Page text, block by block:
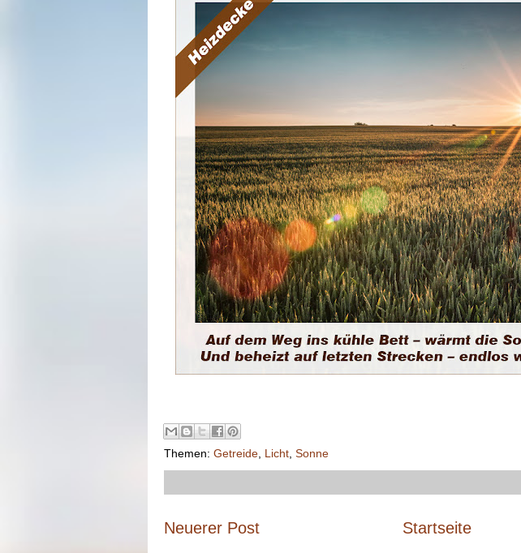
Themen: Getreide Licht Sonne
Neuerer Post Startseite